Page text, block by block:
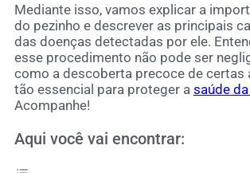
Mediante isso, vamos explicar a
do pezinho e descrever as principais
das doenças detectadas por ele.
esse procedimento não pode ser
como a descoberta precoce de certas
tão essencial para proteger a saúde
Acompanhe!
Aqui você vai encontrar: